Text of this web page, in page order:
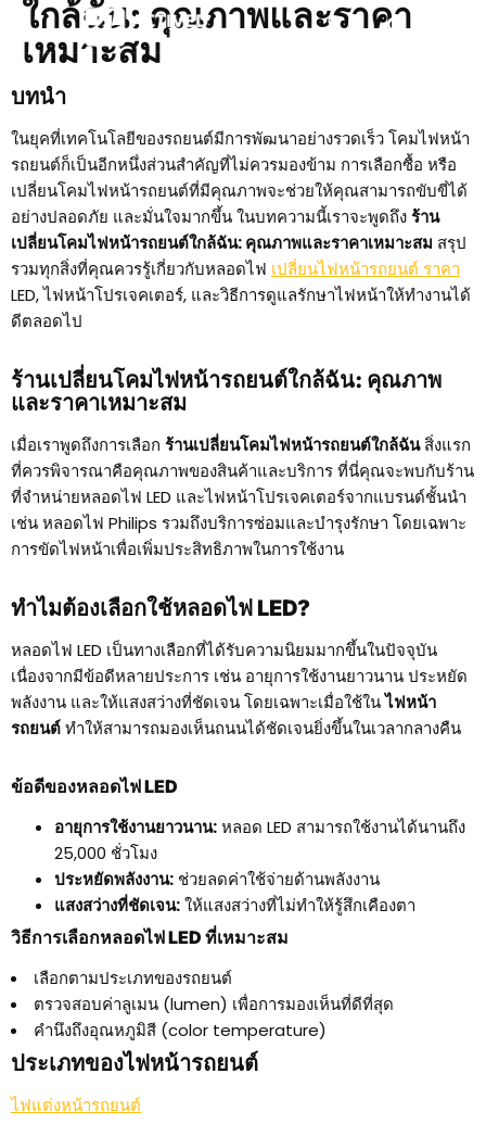
ใกล้ฉัน: คุณภาพและราคา
เหมาะสม
บทนำ
ในยุคที่เทคโนโลยีของรถยนต์มีการพัฒนาอย่างรวดเร็ว โคมไฟหน้า
รถยนต์ก็เป็นอีกหนึ่งส่วนสำคัญที่ไม่ควรมองข้าม การเลือกซื้อ หรือ
เปลี่ยนโคมไฟหน้ารถยนต์ที่มีคุณภาพจะช่วยให้คุณสามารถขับขี่ได้
อย่างปลอดภัย และมั่นใจมากขึ้น ในบทความนี้เราจะพูดถึงร้าน
เปลี่ยนโคมไฟหน้ารถยนต์ใกล้ฉัน: คุณภาพและราคาเหมาะสม สรุป
รวมทุกสิ่งที่คุณควรรู้เกี่ยวกับหลอดไฟ เปลี่ยนไฟหน้ารถยนต์ ราคา
LED, ไฟหน้าโปรเจคเตอร์, และวิธีการดูแลรักษาไฟหน้าให้ทำงานได้
ดีตลอดไป
ร้านเปลี่ยนโคมไฟหน้ารถยนต์ใกล้ฉัน: คุณภาพ
และราคาเหมาะสม
เมื่อเราพูดถึงการเลือก ร้านเปลี่ยนโคมไฟหน้ารถยนต์ใกล้ฉันสิ่งแรก
ที่ควรพิจารณาคือคุณภาพของสินค้าและบริการ ที่นี่คุณจะพบกับร้าน
ที่จำหน่ายหลอดไฟ LED และไฟหน้าโปรเจคเตอร์จากแบรนด์ชั้นนำ
เช่น หลอดไฟ Philips รวมถึงบริการซ่อมและบำรุงรักษา โดยเฉพาะ
การขัดไฟหน้าเพื่อเพิ่มประสิทธิภาพในการใช้งาน
ทำไมต้องเลือกใช้หลอดไฟ LED?
หลอดไฟ LED เป็นทางเลือกที่ได้รับความนิยมมากขึ้นในปัจจุบัน
เนื่องจากมีข้อดีหลายประการ เช่น อายุการใช้งานยาวนาน ประหยัด
พลังงาน และให้แสงสว่างที่ชัดเจน โดยเฉพาะเมื่อใช้ในไฟหน้า
รถยนต์ทำให้สามารถมองเห็นถนนได้ชัดเจนยิ่งขึ้นในเวลากลางคืน
ข้อดีของหลอดไฟ LED
อายุการใช้งานยาวนาน:หลอด LED สามารถใช้งานได้นานถึง
25,000 ชั่วโมง
ประหยัดพลังงาน: ช่วยลดค่าใช้จ่ายด้านพลังงาน
แสงสว่างที่ชัดเจน:ให้แสงสว่างที่ไม่ทำให้รู้สึกเคืองตา
วิธีการเลือกหลอดไฟ LED ที่เหมาะสม
เลือกตามประเภทของรถยนต์
ตรวจสอบค่าลูเมน (lumen) เพื่อการมองเห็นที่ดีที่สุด
คำนึงถึงอุณหภูมิสี (color temperature)
ประเภทของไฟหน้ารถยนต์
ไฟแต่งหน้ารถยนต์